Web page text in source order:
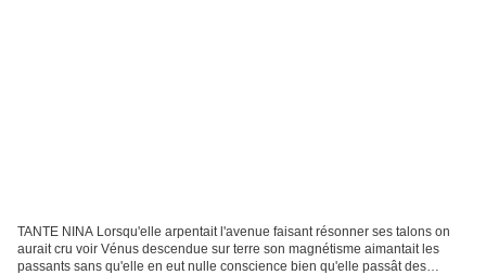
TANTE NINA Lorsqu'elle arpentait l'avenue faisant résonner ses talons on
aurait cru voir Vénus descendue sur terre son magnétisme aimantait les
passants sans qu'elle en eut nulle conscience bien qu'elle passât des